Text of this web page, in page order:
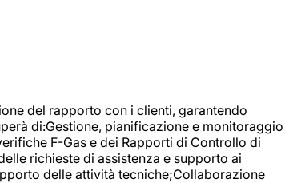
del rapporto con i clienti, garantendo
di:Gestione, pianificazione e monitoraggio
F-Gas e dei Rapporti di Controllo di
richieste di assistenza e supporto ai
delle attività tecniche;Collaborazione